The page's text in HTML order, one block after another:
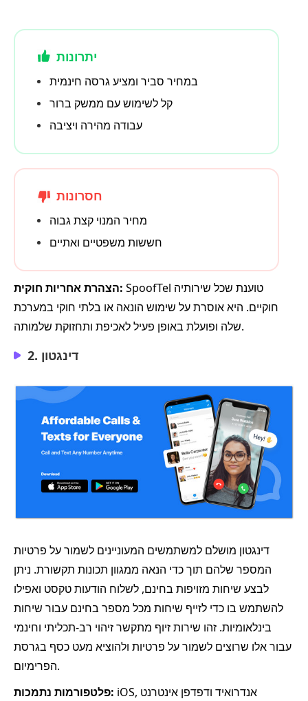
יתרונות
במחיר סביר ומציע גרסה חינמית
קל לשימוש עם ממשק ברור
עבודה מהירה ויציבה
חסרונות
מחיר המנוי קצת גבוה
חששות משפטיים ואתיים
הצהרת אחריות חוקית: SpoofTel טוענת שכל שירותיה
חוקיים. היא אוסרת על שימוש הונאה או בלתי חוקי במערכת
שלה ופועלת באופן פעיל לאכיפת ותחזוקת שלמותה.
2. דינגטון
דינגטון מושלם למשתמשים המעוניינים לשמור על פרטיות
המספר שלהם תוך כדי הנאה ממגוון תכונות תקשורת. ניתן
לבצע שיחות מזויפות בחינם, לשלוח הודעות טקסט ואפילו
להשתמש בו כדי לזייף שיחות מכל מספר בחינם עבור שיחות
בינלאומיות. זהו שירות זיוף מתקשר זיהוי רב-תכליתי וחינמי
עבור אלו שרוצים לשמור על פרטיות ולהוציא מעט כסף בגרסת
הפרימיום.
פלטפורמות נתמכות:
iOS, אנדרואיד ודפדפן אינטרנט